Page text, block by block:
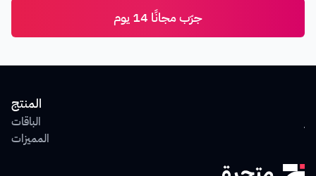
جرّب مجانًا 14 يوم
المنتج
الباقات
المميزات